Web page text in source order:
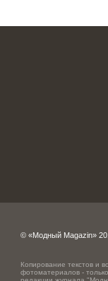
© «Модный Magazin»
Копирование текстов и
фотоматериалов -